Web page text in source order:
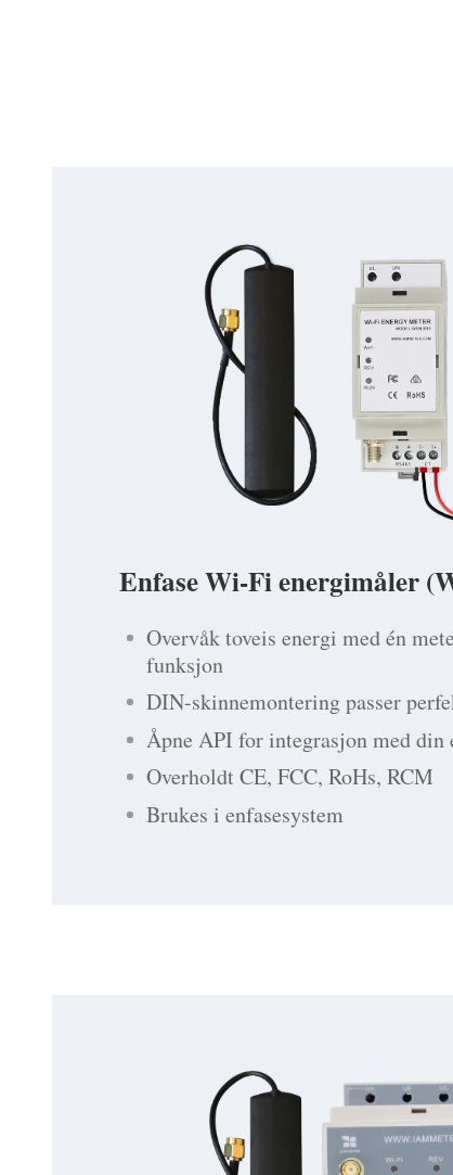
Enfase Wi-Fi energimåler
Overvåk toveis energi med én
funksjon
DIN-skinnemontering passer
Åpne API for integrasjon med din
Overholdt CE, FCC, RoHs, RCM
Brukes i enfasesystem